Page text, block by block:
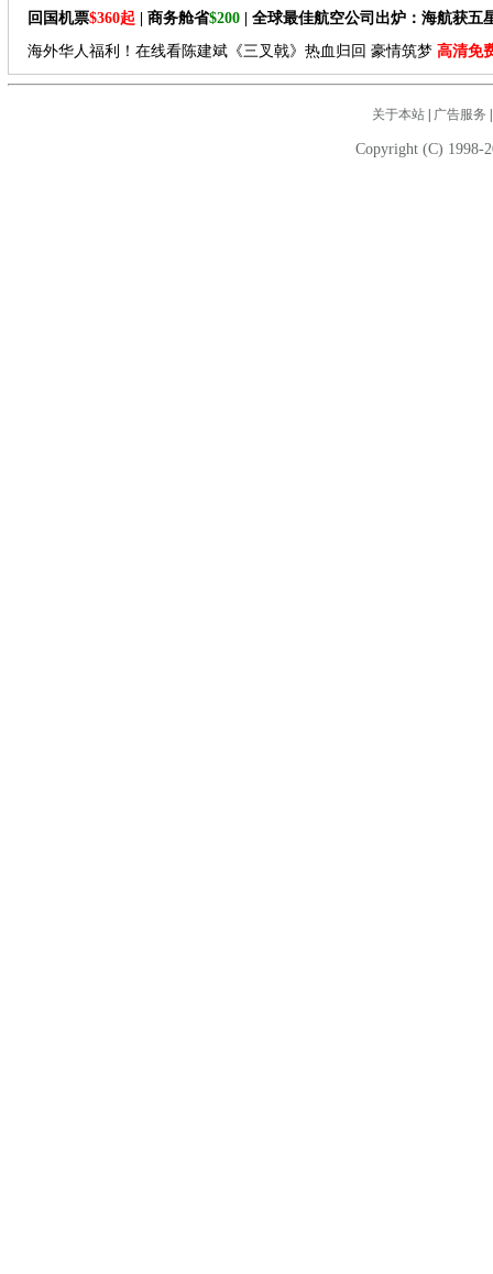
回国机票$360起 | 商务舱省$200 | 全球最佳航空公司出炉：海航获五
海外华人福利！在线看陈建斌《三叉戟》热血归回 豪情筑梦 高清免
关于本站| 广告服务
Copyright (C) 1998-